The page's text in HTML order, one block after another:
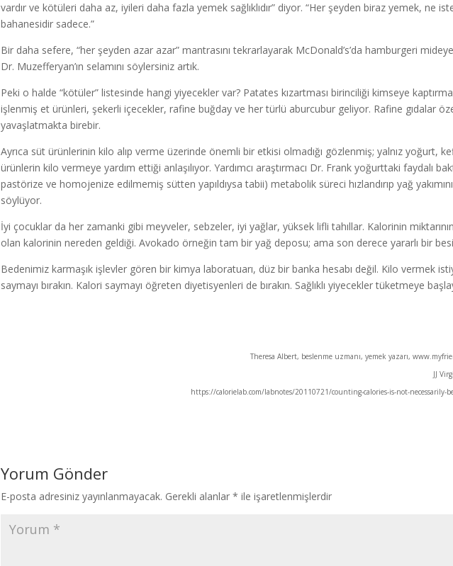
vardır ve kötüleri daha az, iyileri daha fazla yemek sağlıklıdır” diyor. “Her şeyden biraz yemek, ne
bahanesidir sadece.”
Bir daha sefere, “her şeyden azar azar” mantrasını tekrarlayarak McDonald’s’da hamburgeri
Dr. Muzefferyan’ın selamını söylersiniz artık.
Peki o halde “kötüler” listesinde hangi yiyecekler var? Patates kızartması birinciliği kimseye
işlenmiş et ürünleri, şekerli içecekler, rafine buğday ve her türlü aburcubur geliyor. Rafine gıdalar
yavaşlatmakta birebir.
Ayrıca süt ürünlerinin kilo alıp verme üzerinde önemli bir etkisi olmadığı gözlenmiş; yalnız yoğurt,
ürünlerin kilo vermeye yardım ettiği anlaşılıyor. Yardımcı araştırmacı Dr. Frank yoğurttaki faydalı
pastörize ve homojenize edilmemiş sütten yapıldıysa tabii) metabolik süreci hızlandırıp yağ yakımını
söylüyor.
İyi çocuklar da her zamanki gibi meyveler, sebzeler, iyi yağlar, yüksek lifli tahıllar. Kalorinin
olan kalorinin nereden geldiği. Avokado örneğin tam bir yağ deposu; ama son derece yararlı bir
Bedenimiz karmaşık işlevler gören bir kimya laboratuarı, düz bir banka hesabı değil. Kilo vermek
saymayı bırakın. Kalori saymayı öğreten diyetisyenleri de bırakın. Sağlıklı yiyecekler tüketmeye
Theresa Albert, beslenme uzmanı, yemek yazarı,
JJ
https://calorielab.com/labnotes/20110721/counting-calories-is-not-necessarily-
Yorum Gönder
E-posta adresiniz yayınlanmayacak. Gerekli alanlar * ile işaretlenmişlerdir